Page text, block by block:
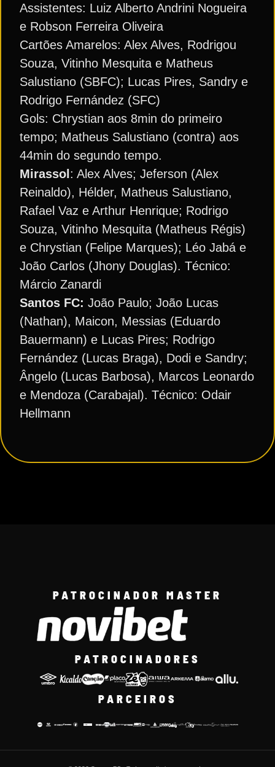
Assistentes: Luiz Alberto Andrini Nogueira
e Robson Ferreira Oliveira
Cartões Amarelos: Alex Alves, Rodrigou
Souza, Vitinho Mesquita e Matheus
Salustiano (SBFC); Lucas Pires, Sandry e
Rodrigo Fernández (SFC)
Gols: Chrystian aos 8min do primeiro
tempo; Matheus Salustiano (contra) aos
44min do segundo tempo.
Mirassol : Alex Alves; Jeferson (Alex
Reinaldo), Hélder, Matheus Salustiano,
Rafael Vaz e Arthur Henrique; Rodrigo
Souza, Vitinho Mesquita (Matheus Régis)
e Chrystian (Felipe Marques); Léo Jabá e
João Carlos (Jhony Douglas). Técnico:
Márcio Zanardi
Santos FC: João Paulo; João Lucas
(Nathan), Maicon, Messias (Eduardo
Bauermann) e Lucas Pires; Rodrigo
Fernández (Lucas Braga), Dodi e Sandry;
Ângelo (Lucas Barbosa), Marcos Leonardo
e Mendoza (Carabajal). Técnico: Odair
Hellmann
PATROCINADOR MASTER
PATROCINADORES
PARCEIROS